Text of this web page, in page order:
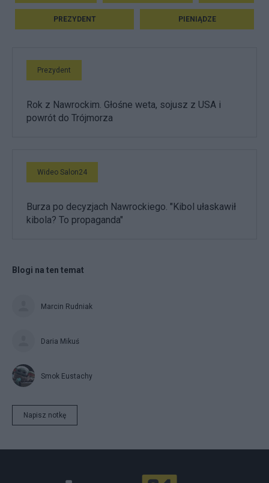
PREZYDENT PIENIĄDZE
Prezydent
Rok z Nawrockim. Głośne weta, sojusz z USA i
powrót do Trójmorza
Wideo Salon24
Burza po decyzjach Nawrockiego. "Kibol ułaskawił
kibola? To propaganda"
Blogi na ten temat
Marcin Rudniak
Daria Mikuś
Smok Eustachy
Napisz notkę